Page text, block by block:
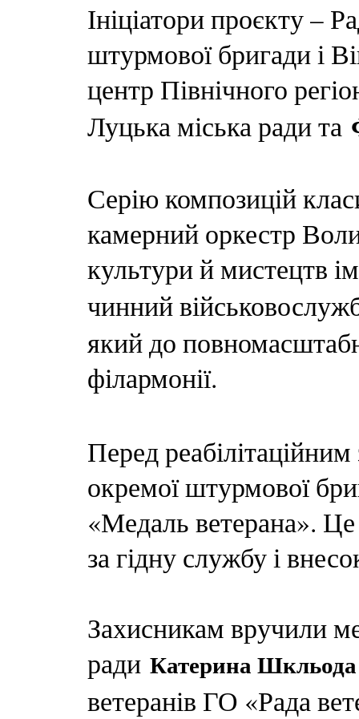
Ініціатори проєкту –
штурмової бригади і
центр Північного
Луцька міська ради та
Серію композицій
камерний оркестр
культури й мистецтв
чинний
який до
філармонії.
Перед
окремої штурмової
«Медаль ветерана». Це
за гідну службу і
Захисникам вручили
ради Катерина Шкльода
ветеранів ГО «Рада